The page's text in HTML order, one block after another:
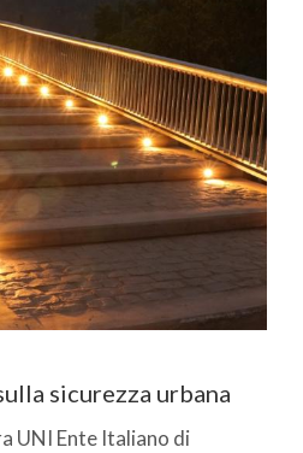
sicurezza urbana
UNI Ente Italiano di